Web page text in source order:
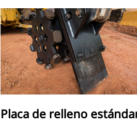
Placa de relleno